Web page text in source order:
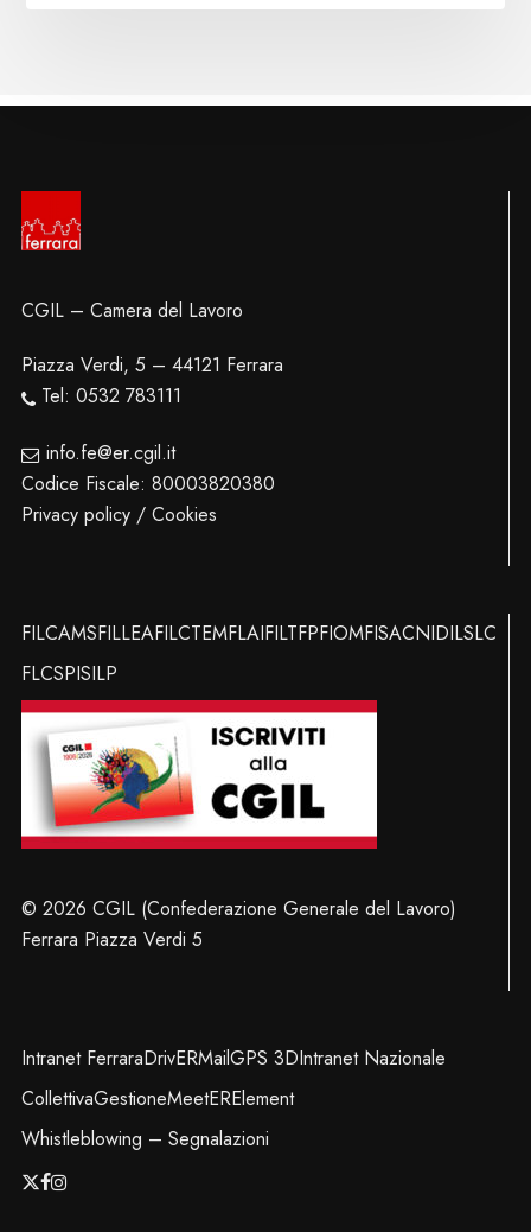
CGIL – Camera del Lavoro
Piazza Verdi, 5 – 44121 Ferrara
Tel: 0532 783111
info.fe@er.cgil.it
Codice Fiscale: 80003820380
Privacy policy / Cookies
FILCAMSFILLEAFILCTEMFLAIFILTFPFIOMFISACNIDILSLC
FLCSPISILP
© 2026 CGIL (Confederazione Generale del Lavoro)
Ferrara Piazza Verdi 5
Intranet FerraraDrivERMailGPS 3DIntranet Nazionale
CollettivaGestioneMeetERElement
Whistleblowing – Segnalazioni
x- facebook
instagram